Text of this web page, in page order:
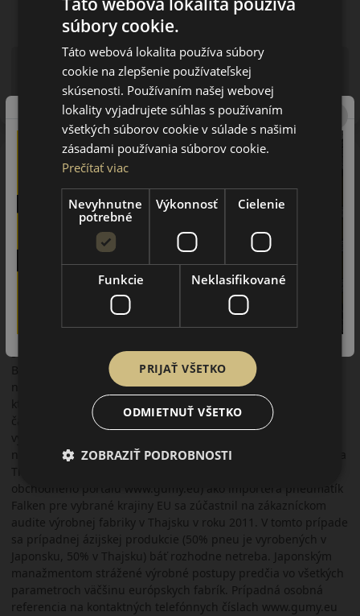
O značke
Spoločnosť Falken bola založená v roku 1983 japonským
koncernom Sumitomo. Koncern do ktorého patrí aj značka
Falken vyrába v rovnakej továrni a na rovnakej linke aj
pneumatiky Dunlop. Predchodcom značky Falken bola značka
Ohtsu, ktorá si vydobila významné postavenie na trhu
severnej Ameriky a Japonska. Vďaka využitiu najmodernejších
technológií a povestnej japonskej precíznosti získate za cenu
pneumatiky stredného segmentu produkt prémiovej kvality a
výkonu. Vďaka výsledkom japonského výskumu a vývoja sú
súpermi týchto pneumatík prémiové značky ako Michelin,
Bridgestone, Dunlop, Pirelli.., avšak za cenu o kategóriu
nižšiu. Obľúbená je najmä u dynamickejších vodičov na
ktorých sa primárne orientuje. Vďaka rozmerovej škále sa
často používa aj u tuningových áut. V kategórii
vysokovýkonných športových áut, luxusných limuzín a SUV je
najlepšou voľbou. Pneumatiky Falken sa vyrábajú v Japonsku a
Thajsku. Tím spoločnosti AKH Slovakia s.r.o. (prevádzkovateľ
obchodného portálu www.gumy.eu) ako importéra pneumatík
Falken pre vybrané krajiny EU sa zúčastnil na zákazníckom
audite výrobnej fabriky v Thajsku v roku 2011. V tomto prípade
sa prípadnej ázijskej produkcie (50% pneu je vyrobených v
Japonsku, 50% v Thajsku) báť rozhodne netreba. Japonským
manažmentom strážené výrobné postupy predčia vo všetkých
parametroch väčšinu európskych fabrík. Prípadná osobná
referencia na kontaktných telefónnych číslach www.gumy.eu
Upozornenie! Hodnoty na štítku sú len informatívneho
charakteru. Môžu byť dodané pneumatiky aj s EU štítkami v
zmysle doposiaľ platnej (predchádzajúcej) legislatívy.
súbory cookie.
Táto webová lokalita používa súbory
cookie na zlepšenie používateľskej
skúsenosti. Používaním našej webovej
lokality vyjadrujete súhlas s používaním
všetkých súborov cookie v súlade s našimi
zásadami používania súborov cookie.
Prečítať viac
Nevyhnutne
potrebné
Výkonnosť Cielenie
Funkcie Neklasifikované
PRIJAŤ VŠETKO
ODMIETNUŤ VŠETKO
ZOBRAZIŤ PODROBNOSTI